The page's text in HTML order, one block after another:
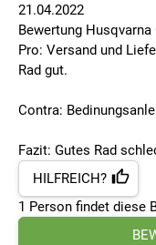
21.04.2022
Bewertung Husqvarna
Pro: Versand und
Rad gut.
Contra:
Fazit: Gutes Rad
HILFREICH?
1 Person findet diese